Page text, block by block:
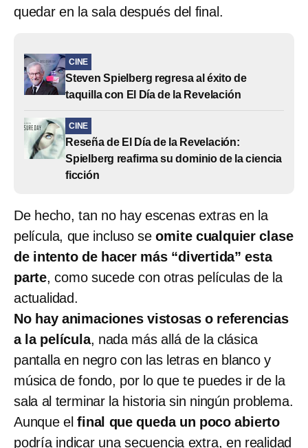
quedar en la sala después del final.
CINE
Steven Spielberg regresa al éxito de
taquilla con El Día de la Revelación
CINE
Reseña de El Día de la Revelación:
Spielberg reafirma su dominio de la ciencia
ficción
De hecho, tan no hay escenas extras en la
película, que incluso seomite cualquier clase
de intento de hacer más “divertida” esta
parte, como sucede con otras películas de la
actualidad.
No hay animaciones vistosas o referencias
a la película, nada más allá de la clásica
pantalla en negro con las letras en blanco y
música de fondo, por lo que te puedes ir de la
sala al terminar la historia sin ningún problema.
Aunque elfinal que queda un poco abierto
podría indicar una secuencia extra, en realidad